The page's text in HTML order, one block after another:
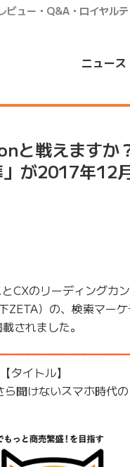
ュー・Q&A・ロイヤル
ニュース
と戦えます
が2017年12
CXのリーディングカ
ZETA）の、検索マー
されました。
【タイトル】
聞けないスマホ時代